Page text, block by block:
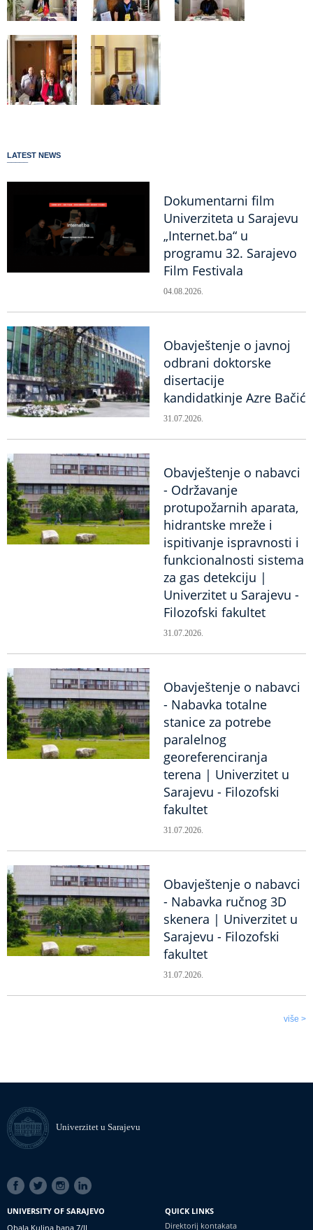
LATEST NEWS
Dokumentarni film
Univerziteta u Sarajevu
„Internet.ba“ u
programu 32. Sarajevo
Film Festivala
04.08.2026.
Obavještenje o javnoj
odbrani doktorske
disertacije
kandidatkinje Azre Bačić
31.07.2026.
Obavještenje o nabavci
- Održavanje
protupožarnih aparata,
hidrantske mreže i
ispitivanje ispravnosti i
funkcionalnosti sistema
za gas detekciju |
Univerzitet u Sarajevu -
Filozofski fakultet
31.07.2026.
Obavještenje o nabavci
- Nabavka totalne
stanice za potrebe
paralelnog
georeferenciranja
terena | Univerzitet u
Sarajevu - Filozofski
fakultet
31.07.2026.
Obavještenje o nabavci
- Nabavka ručnog 3D
skenera | Univerzitet u
Sarajevu - Filozofski
fakultet
31.07.2026.
više >
Univerzitet u Sarajevu
SOCIAL
LINKS
UNIVERSITY OF SARAJEVO
Obala Kulina bana 7/II
QUICK LINKS
Direktorij kontakata